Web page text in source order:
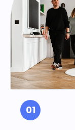
01